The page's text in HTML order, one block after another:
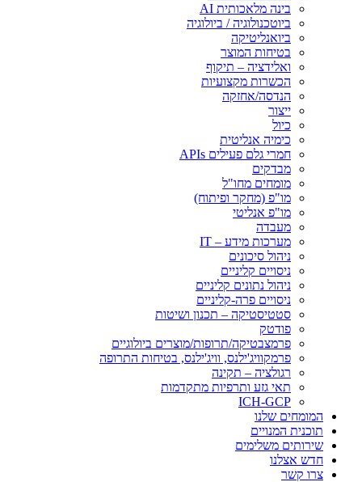
בינה מלאכותית AI
ביוטכנולוגיה / ביולוגיה
ביואנליטיקה
בטיחות המוצר
ואלידציה – תיקוף
הכשרות מקצועיות
הנדסה/אחזקה
ייצור
כיול
כימיה אנליטית
חמרי גלם פעילים APIs
מבדקים
מומחים מחו"ל
מו"פ (מחקר ופיתוח)
מו"פ אנליטי
מעבדה
מערכות מידע – IT
ניהול סיכונים
ניסויים קליניים
ניהול נתונים קליניים
ניסויים פרה-קליניים
סטטיסטיקה – תכנון ושיטות
פודטק
פרמצבטיקה/תרופות/מוצרים ביולוגיים
פרמקוויג'ילנס, וויג'ילנס, בטיחות התרופה
רגולציה – תקינה
תאי גזע ותרפיות מתקדמות
ICH-GCP
המומחים שלנו
תוכנית המנויים
שירותים משלימים
חדש אצלנו
צרו קשר